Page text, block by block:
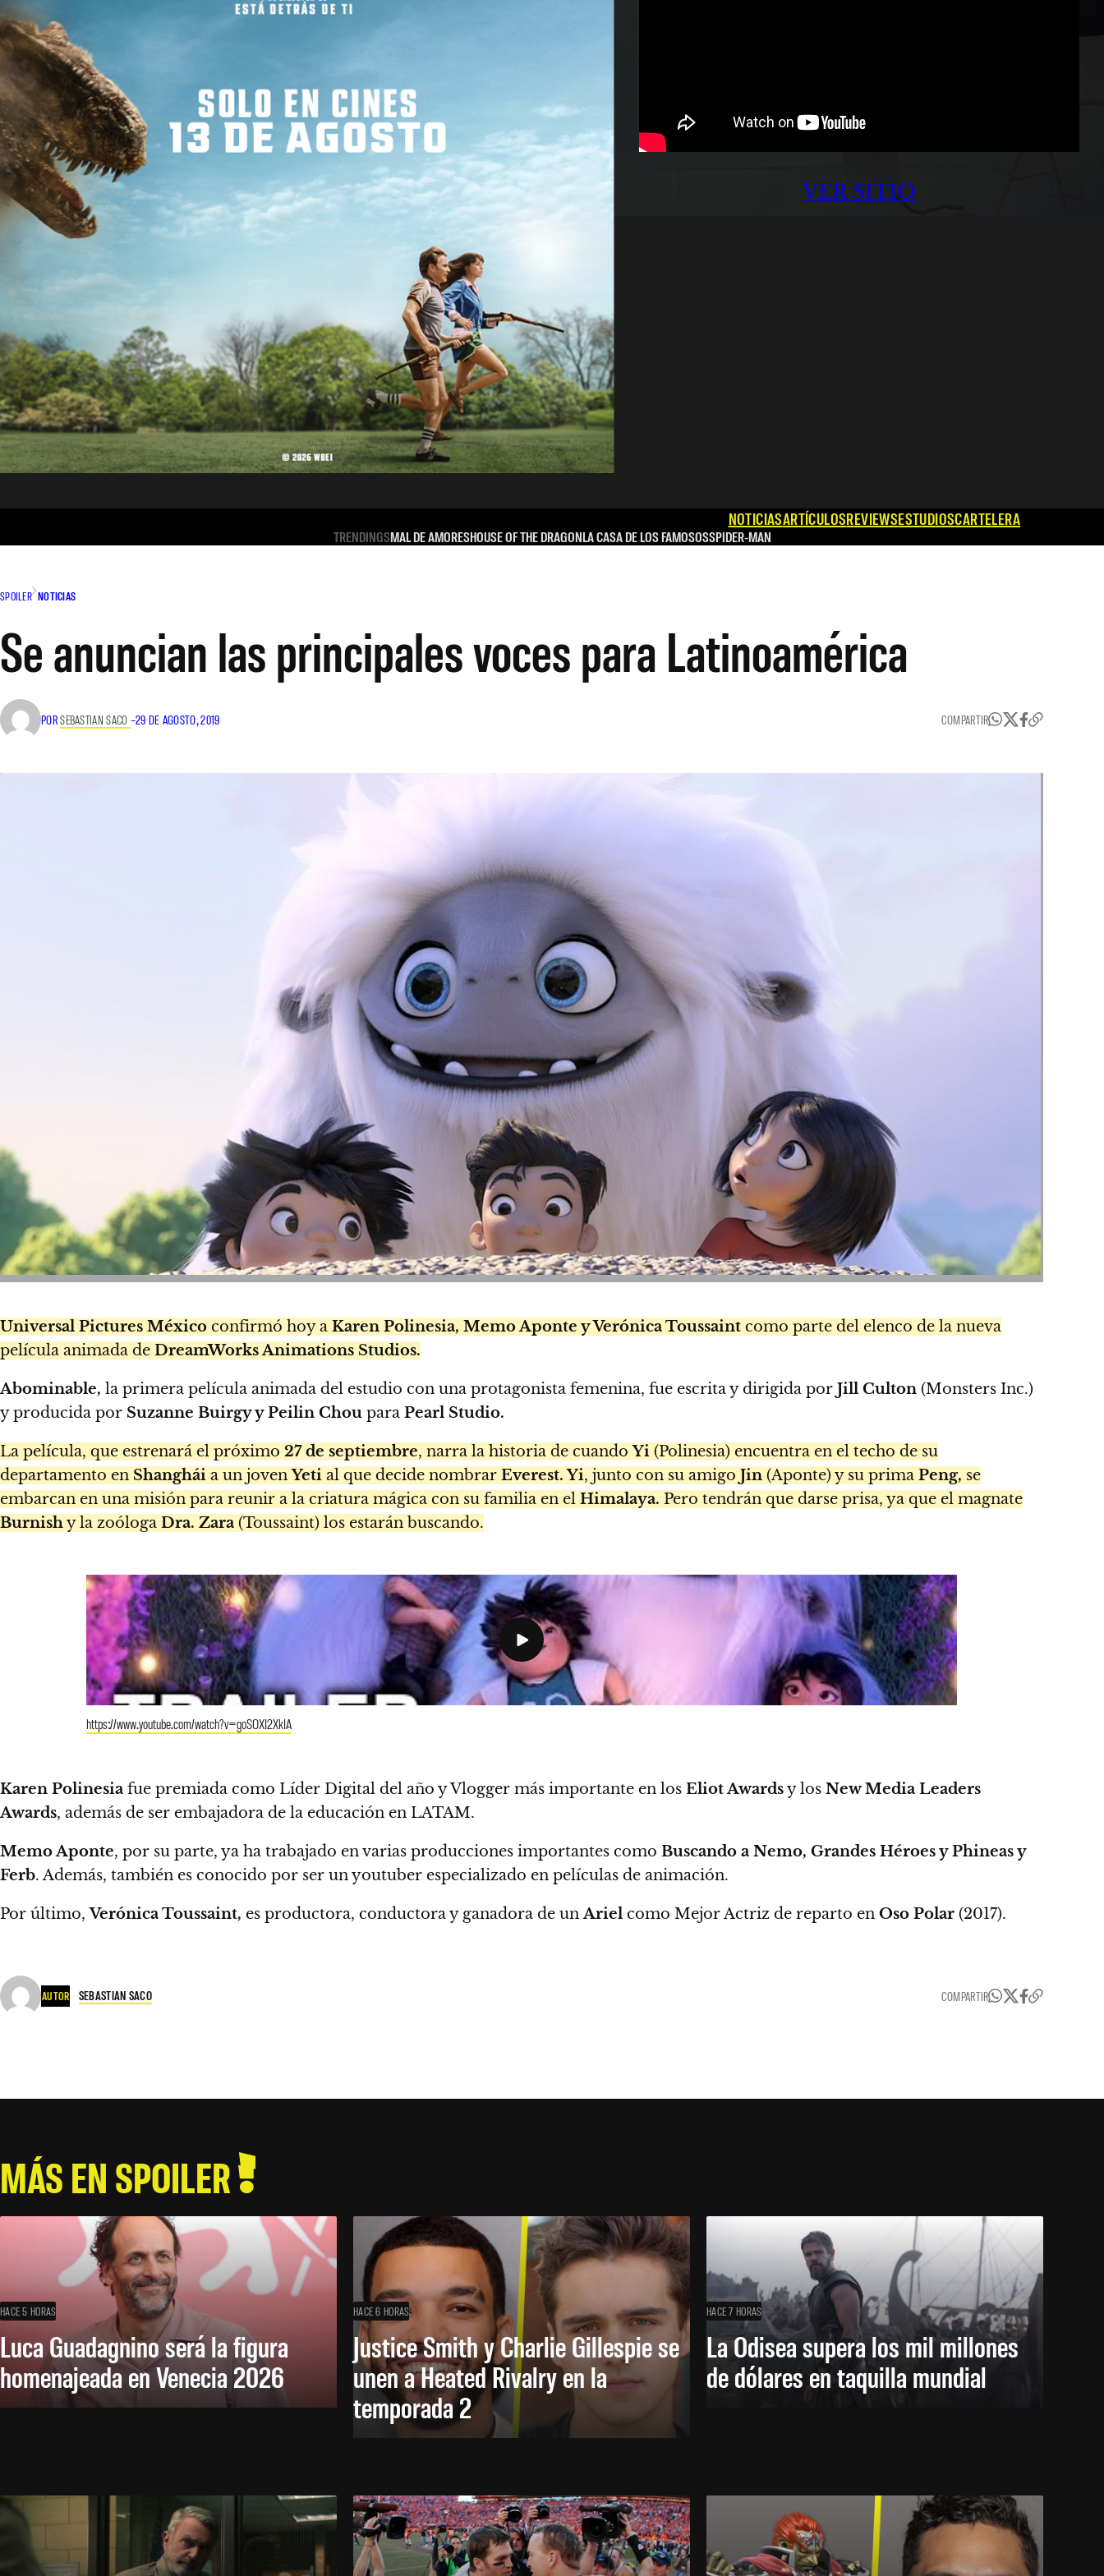
VER SITIO
NOTICIASARTÍCULOSREVIEWSESTUDIOSCARTELERA
TRENDINGSMAL DE AMORESHOUSE OF THE DRAGONLA CASA DE LOS FAMOSOSSPIDER-MAN
SPOILER NOTICIAS
Se anuncian las principales voces para Latinoamérica
PORSEBASTIAN SACO –29 DE AGOSTO, 2019 COMPARTIR
Universal Pictures México confirmó hoy a Karen Polinesia, Memo Aponte y Verónica Toussaint como parte del elenco de la nueva
película animada de DreamWorks Animations Studios.
Abominable, la primera película animada del estudio con una protagonista femenina, fue escrita y dirigida por Jill Culton (Monsters Inc.)
y producida por Suzanne Buirgy y Peilin Chou para Pearl Studio.
La película, que estrenará el próximo 27 de septiembre, narra la historia de cuandoYi (Polinesia) encuentra en el techo de su
departamento en Shanghái a un jovenYeti al que decide nombrar Everest. Yi, junto con su amigo Jin (Aponte) y su prima Peng, se
embarcan en una misión para reunir a la criatura mágica con su familia en el Himalaya. Pero tendrán que darse prisa, ya que el magnate
Burnishy la zoóloga Dra. Zara (Toussaint) los estarán buscando.
https://www.youtube.com/watch?v=goSOXI2XkIA
Karen Polinesia fue premiada como Líder Digital del año y Vlogger más importante en los Eliot Awardsy los New Media Leaders
Awards, además de ser embajadora de la educación en LATAM.
Memo Aponte, por su parte, ya ha trabajado en varias producciones importantes como Buscando a Nemo, Grandes Héroes y Phineas y
Ferb. Además, también es conocido por ser un youtuber especializado en películas de animación.
Por último,Verónica Toussaint, es productora, conductora y ganadora de unAriel como Mejor Actriz de reparto en Oso Polar (2017).
AUTOR SEBASTIAN SACO COMPARTIR
MÁS EN SPOILER
HACE 5 HORAS
Luca Guadagnino será la figura
homenajeada en Venecia 2026
HACE 6 HORAS
Justice Smith y Charlie Gillespie se
unen a Heated Rivalry en la
temporada 2
HACE 7 HORAS
La Odisea supera los mil millones
de dólares en taquilla mundial